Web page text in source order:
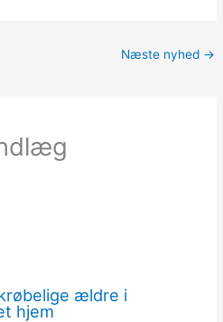
Næste nyhed →
ældre i
hjem